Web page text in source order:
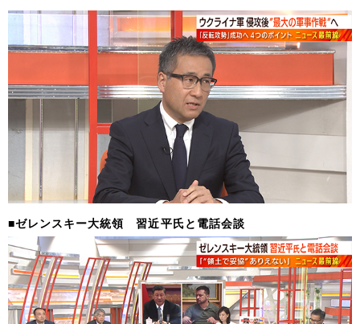
■ゼレンスキー大統領 習近平氏と電話会談